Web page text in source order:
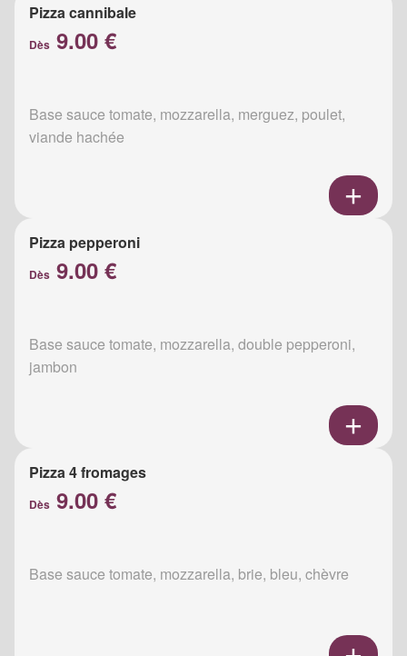
Pizza cannibale
Dès 9.00 €
Base sauce tomate, mozzarella, merguez, poulet,
viande hachée
Pizza pepperoni
Dès 9.00 €
Base sauce tomate, mozzarella, double pepperoni,
jambon
Pizza 4 fromages
Dès 9.00 €
Base sauce tomate, mozzarella, brie, bleu, chèvre